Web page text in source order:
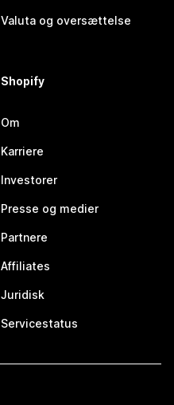
Valuta og oversættelse
Shopify
Om
Karriere
Investorer
Presse og medier
Partnere
Affiliates
Juridisk
Servicestatus